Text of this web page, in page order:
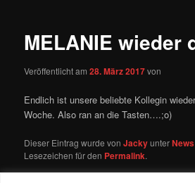
MELANIE wieder
Veröffentlicht am28. März 2017von
Endlich ist unsere beliebte Kollegin
Woche. Also ran an die Tasten….;o)
Dieser Eintrag wurde vonJackyunterNews
Lesezeichen für den Permalink.